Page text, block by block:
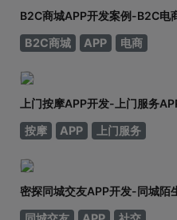
B2C商城APP开发案例-B2C电
B2C商城
APP 电商
上门按摩APP开发-上门服务
按摩
APP 上门服务
密探同城交友APP开发-同城陌